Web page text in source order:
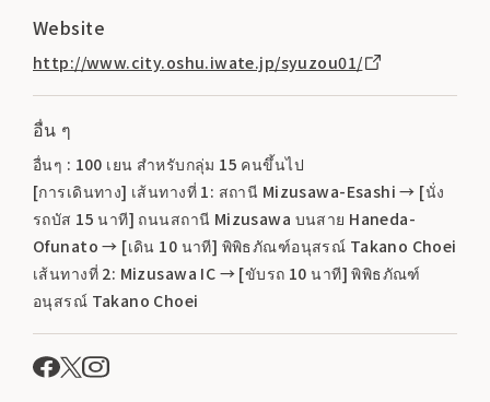
Website
http://www.city.oshu.iwate.jp/syuzou01/
อื่น ๆ
อื่นๆ : 100 เยน สำหรับกลุ่ม 15 คนขึ้นไป
[การเดินทาง] เส้นทางที่ 1: สถานี Mizusawa-Esashi → [นั่ง
รถบัส 15 นาที] ถนนสถานี Mizusawa บนสาย Haneda-
Ofunato → [เดิน 10 นาที] พิพิธภัณฑ์อนุสรณ์ Takano Choei
เส้นทางที่ 2: Mizusawa IC → [ขับรถ 10 นาที] พิพิธภัณฑ์
อนุสรณ์ Takano Choei